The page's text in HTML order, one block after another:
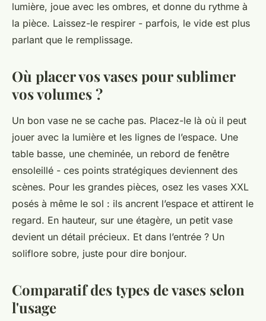
lumière, joue avec les ombres, et donne du rythme à
la pièce. Laissez-le respirer - parfois, le vide est plus
parlant que le remplissage.
Où placer vos vases pour sublimer
vos volumes ?
Un bon vase ne se cache pas. Placez-le là où il peut
jouer avec la lumière et les lignes de l’espace. Une
table basse, une cheminée, un rebord de fenêtre
ensoleillé - ces points stratégiques deviennent des
scènes. Pour les grandes pièces, osez les vases XXL
posés à même le sol : ils ancrent l’espace et attirent le
regard. En hauteur, sur une étagère, un petit vase
devient un détail précieux. Et dans l’entrée ? Un
soliflore sobre, juste pour dire bonjour.
Comparatif des types de vases selon
l'usage